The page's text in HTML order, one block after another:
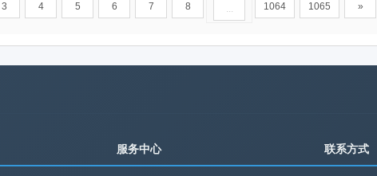
3 4 5 6 7 8 ... 1064 1065 »
服务中心 联系方式